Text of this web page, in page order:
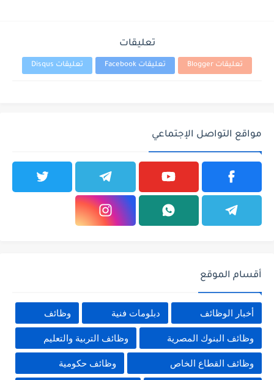
تعليقات
تعليقات Blogger تعليقات Facebook تعليقات Disqus
مواقع التواصل الإجتماعي
أقسام الموقع
أخبار الوظائف دبلومات فنية وظائف
وظائف البنوك المصرية وظائف التربية والتعليم
وظائف القطاع الخاص وظائف حكومية